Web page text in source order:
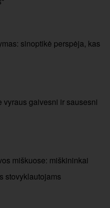
sinoptikė perspėja, kas
gaivesni ir sausesni
miškuose: miškininkai
stovyklautojams